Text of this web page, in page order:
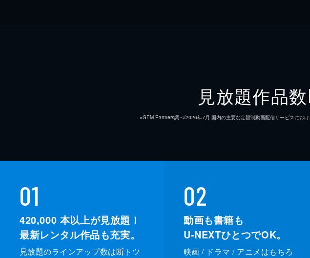
見放題作品数
※GEM Partners調べ/2026年7⽉ 国内の主要な定額制動画配信サービスにお
01
420,000 本以上が見放題！
最新レンタル作品も充実。
見放題のラインアップ数は断トツ
02
動画も書籍も
U-NEXTひとつでOK。
映画 / ドラマ / アニメはもちろ